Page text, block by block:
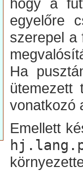
egyelőre
szerepel a
Ha
ütemezett
vonatkozó
Emellett